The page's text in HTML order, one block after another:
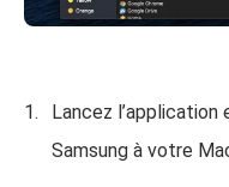
Lancez
Samsung à votre